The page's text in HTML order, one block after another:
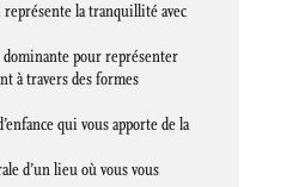
la tranquillité avec
pour représenter
à travers des formes
qui vous apporte de la
d’un lieu où vous vous